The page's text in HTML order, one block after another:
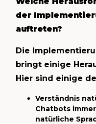
der
auftreten?
Die
bringt einige
Hier sind einige
Verständnis
Chatbots
natürliche